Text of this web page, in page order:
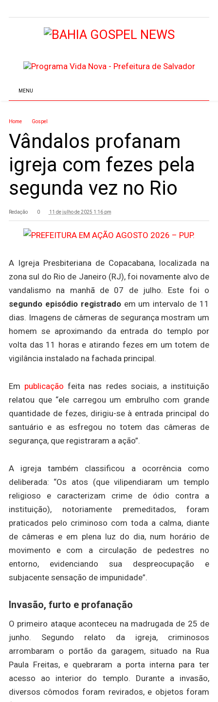
MENU
Home Gospel
Vândalos profanam
igreja com fezes pela
segunda vez no Rio
Redação 0 11 de julho de 2025 1:16 pm
A Igreja Presbiteriana de Copacabana, localizada na
zona sul do Rio de Janeiro (RJ), foi novamente alvo de
vandalismo na manhã de 07 de julho. Este foi o
segundo episódio registradoem um intervalo de 11
dias. Imagens de câmeras de segurança mostram um
homem se aproximando da entrada do templo por
volta das 11 horas e atirando fezes em um totem de
vigilância instalado na fachada principal.
Em publicação feita nas redes sociais, a instituição
relatou que “ele carregou um embrulho com grande
quantidade de fezes, dirigiu-se à entrada principal do
santuário e as esfregou no totem das câmeras de
segurança, que registraram a ação”.
A igreja também classificou a ocorrência como
deliberada: “Os atos (que vilipendiaram um templo
religioso e caracterizam crime de ódio contra a
instituição), notoriamente premeditados, foram
praticados pelo criminoso com toda a calma, diante
de câmeras e em plena luz do dia, num horário de
movimento e com a circulação de pedestres no
entorno, evidenciando sua despreocupação e
subjacente sensação de impunidade”.
Invasão, furto e profanação
O primeiro ataque aconteceu na madrugada de 25 de
junho. Segundo relato da igreja, criminosos
arrombaram o portão da garagem, situado na Rua
Paula Freitas, e quebraram a porta interna para ter
acesso ao interior do templo. Durante a invasão,
diversos cômodos foram revirados, e objetos foram